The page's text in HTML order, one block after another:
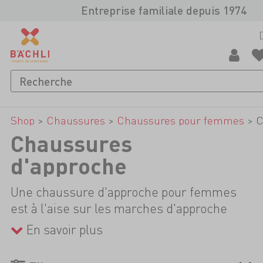
Entreprise familiale depuis 1974
Shop > Chaussures > Chaussures pour femmes >
Chaussures
d'approche
Une chaussure d'approche pour femmes
est à l'aise sur les marches d'approche
vers les refuges de montagne, les sites
d'escalade ou les camps de base, lorsque
les chaussures de montagne ou d'escalade
En savoir plus